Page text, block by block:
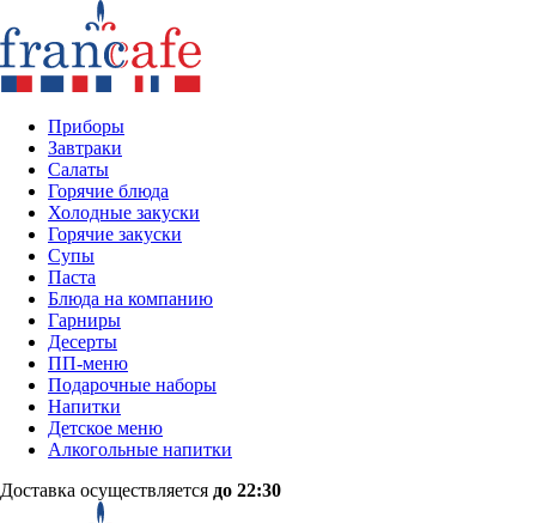
Приборы
Завтраки
Салаты
Горячие блюда
Холодные закуски
Горячие закуски
Супы
Паста
Блюда на компанию
Гарниры
Десерты
ПП-меню
Подарочные наборы
Напитки
Детское меню
Алкогольные напитки
Доставка осуществляется до 22:30